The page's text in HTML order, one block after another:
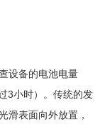
设备的电池电量
3小时）。传统的发
滑表面向外放置，